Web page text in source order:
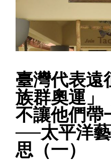
臺灣代表遠
族群奧運」
不讓他們帶
──太平洋
思（一）